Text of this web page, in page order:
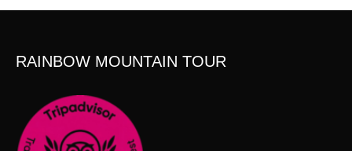
RAINBOW MOUNTAIN TOUR